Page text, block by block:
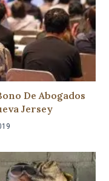
De Abogados
Jersey